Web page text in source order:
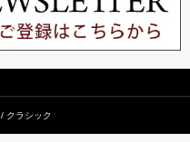
クラシック